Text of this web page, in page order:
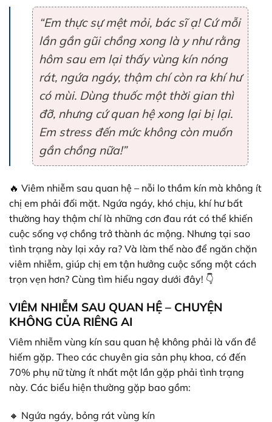
“Em thực sự mệt mỏi, bác sĩ ạ! Cứ mỗi
lần gần gũi chồng xong là y như rằng
hôm sau em lại thấy vùng kín nóng
rát, ngứa ngáy, thậm chí còn ra khí hư
có mùi. Dùng thuốc một thời gian thì
đỡ, nhưng cứ quan hệ xong lại bị lại.
Em stress đến mức không còn muốn
gần chồng nữa!”
🔥 Viêm nhiễm sau quan hệ – nỗi lo thầm kín mà không ít
chị em phải đối mặt. Ngứa ngáy, khó chịu, khí hư bất
thường hay thậm chí là những cơn đau rát có thể khiến
cuộc sống vợ chồng trở thành ác mộng. Nhưng tại sao
tình trạng này lại xảy ra? Và làm thế nào để ngăn chặn
viêm nhiễm, giúp chị em tận hưởng cuộc sống một cách
trọn vẹn hơn? Cùng tìm hiểu ngay dưới đây! 👇
VIÊM NHIỄM SAU QUAN HỆ – CHUYỆN
KHÔNG CỦA RIÊNG AI
Viêm nhiễm vùng kín sau quan hệ không phải là vấn đề
hiếm gặp. Theo các chuyên gia sản phụ khoa, có đến
70% phụ nữ từng ít nhất một lần gặp phải tình trạng
này. Các biểu hiện thường gặp bao gồm:
🔸 Ngứa ngáy, bỏng rát vùng kín